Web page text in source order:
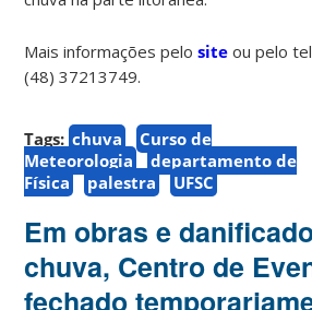
Mais informações pelosite ou pelo
(48) 37213749.
Tags: chuva
Curso de
Meteorologia
departamento de
Física
palestra UFSC
Em obras e
chuva, Centro de
fechado